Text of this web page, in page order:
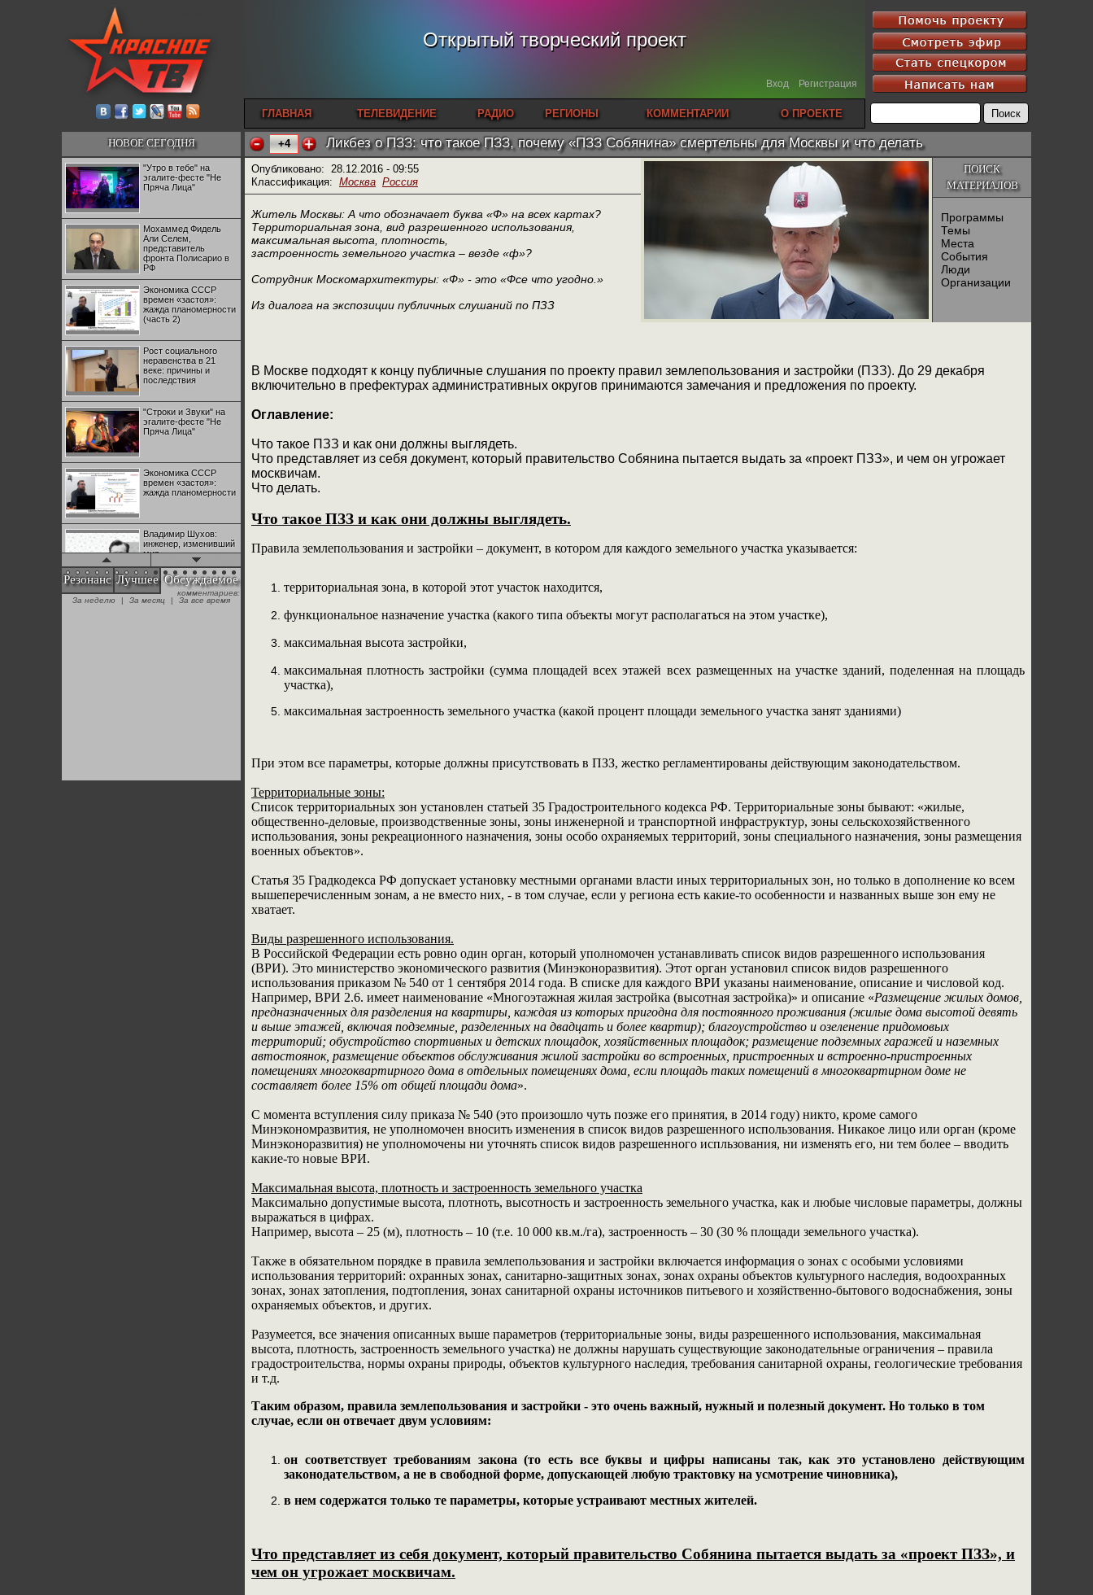
Открытый творческий проект
Вход Регистрация
ГЛАВНАЯ ТЕЛЕВИДЕНИЕ РАДИО РЕГИОНЫ КОММЕНТАРИИ О ПРОЕКТЕ
НОВОЕ СЕГОДНЯ
"Утро в тебе" на
эгалите-фесте "Не
Пряча Лица"
Мохаммед Фидель
Али Селем,
представитель
фронта Полисарио в
РФ
Экономика СССР
времен «застоя»:
жажда планомерности
(часть 2)
Рост социального
неравенства в 21
веке: причины и
последствия
"Строки и Звуки" на
эгалите-фесте "Не
Пряча Лица"
Экономика СССР
времен «застоя»:
жажда планомерности
Владимир Шухов:
инженер, изменивший
мир
"Аркадий Коц" на
эгалите-фесте "Не
Резонанс Лучшее Обсуждаемое
комментариев:
За неделю
| За месяц | За все время
+4 Ликбез о ПЗЗ: что такое ПЗЗ, почему «ПЗЗ Собянина» смертельны для Москвы и что делать
ПОИСК
МАТЕРИАЛОВ
Программы
Темы
Места
События
Люди
Организации
Опубликовано: 28.12.2016 - 09:55
Классификация: Москва Россия
Житель Москвы: А что обозначает буква «Ф» на всех картах?
Территориальная зона, вид разрешенного использования,
максимальная высота, плотность,
застроенность земельного участка – везде «ф»?
Сотрудник Москомархитектуры: «Ф» - это «Фсе что угодно.»
Из диалога на экспозиции публичных слушаний по ПЗЗ
В Москве подходят к концу публичные слушания по проекту правил землепользования и застройки (ПЗЗ). До 29 декабря
включительно в префектурах административных округов принимаются замечания и предложения по проекту.
Оглавление:
Что такое ПЗЗ и как они должны выглядеть.
Что представляет из себя документ, который правительство Собянина пытается выдать за «проект ПЗЗ», и чем он угрожает
москвичам.
Что делать.
Что такое ПЗЗ и как они должны выглядеть.
Правила землепользования и застройки – документ, в котором для каждого земельного участка указывается:
территориальная зона, в которой этот участок находится,
функциональное назначение участка (какого типа объекты могут располагаться на этом участке),
максимальная высота застройки,
максимальная плотность застройки (сумма площадей всех этажей всех размещенных на участке зданий, поделенная на площадь
участка),
максимальная застроенность земельного участка (какой процент площади земельного участка занят зданиями)
При этом все параметры, которые должны присутствовать в ПЗЗ, жестко регламентированы действующим законодательством.
Территориальные зоны:
Список территориальных зон установлен статьей 35 Градостроительного кодекса РФ. Территориальные зоны бывают: «жилые,
общественно-деловые, производственные зоны, зоны инженерной и транспортной инфраструктур, зоны сельскохозяйственного
использования, зоны рекреационного назначения, зоны особо охраняемых территорий, зоны специального назначения, зоны размещения
военных объектов».
Статья 35 Градкодекса РФ допускает установку местными органами власти иных территориальных зон, но только в дополнение ко всем
вышеперечисленным зонам, а не вместо них, - в том случае, если у региона есть какие-то особенности и названных выше зон ему не
хватает.
Виды разрешенного использования.
В Российской Федерации есть ровно один орган, который уполномочен устанавливать список видов разрешенного использования
(ВРИ). Это министерство экономического развития (Минэконоразвития). Этот орган установил список видов разрешенного
использования приказом № 540 от 1 сентября 2014 года. В списке для каждого ВРИ указаны наименование, описание и числовой код.
Например, ВРИ 2.6. имеет наименование «Многоэтажная жилая застройка (высотная застройка)» и описание «Размещение жилых домов,
предназначенных для разделения на квартиры, каждая из которых пригодна для постоянного проживания (жилые дома высотой девять
и выше этажей, включая подземные, разделенных на двадцать и более квартир); благоустройство и озеленение придомовых
территорий; обустройство спортивных и детских площадок, хозяйственных площадок; размещение подземных гаражей и наземных
автостоянок, размещение объектов обслуживания жилой застройки во встроенных, пристроенных и встроенно-пристроенных
помещениях многоквартирного дома в отдельных помещениях дома, если площадь таких помещений в многоквартирном доме не
составляет более 15% от общей площади дома».
С момента вступления силу приказа № 540 (это произошло чуть позже его принятия, в 2014 году) никто, кроме самого
Минэкономразвития, не уполномочен вносить изменения в список видов разрешенного использования. Никакое лицо или орган (кроме
Минэконоразвития) не уполномочены ни уточнять список видов разрешенного испльзования, ни изменять его, ни тем более – вводить
какие-то новые ВРИ.
Максимальная высота, плотность и застроенность земельного участка
Максимально допустимые высота, плотноть, высотность и застроенность земельного участка, как и любые числовые параметры, должны
выражаться в цифрах.
Например, высота – 25 (м), плотность – 10 (т.е. 10 000 кв.м./га), застроенность – 30 (30 % площади земельного участка).
Также в обязательном порядке в правила землепользования и застройки включается информация о зонах с особыми условиями
использования территорий: охранных зонах, санитарно-защитных зонах, зонах охраны объектов культурного наследия, водоохранных
зонах, зонах затопления, подтопления, зонах санитарной охраны источников питьевого и хозяйственно-бытового водоснабжения, зоны
охраняемых объектов, и других.
Разумеется, все значения описанных выше параметров (территориальные зоны, виды разрешенного использования, максимальная
высота, плотность, застроенность земельного участка) не должны нарушать существующие законодательные ограничения – правила
градостроительства, нормы охраны природы, объектов культурного наследия, требования санитарной охраны, геологические требования
и т.д.
Таким образом, правила землепользования и застройки - это очень важный, нужный и полезный документ. Но только в том
случае, если он отвечает двум условиям:
он соответствует требованиям закона (то есть все буквы и цифры написаны так, как это установлено действующим
законодательством, а не в свободной форме, допускающей любую трактовку на усмотрение чиновника),
в нем содержатся только те параметры, которые устраивают местных жителей.
Что представляет из себя документ, который правительство Собянина пытается выдать за «проект ПЗЗ», и
чем он угрожает москвичам.